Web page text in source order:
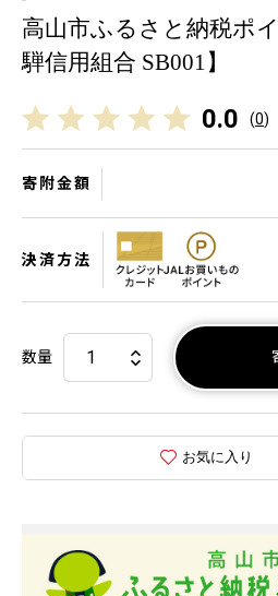
高山市ふるさと納税ポ
騨信用組合 SB001】
0.0 (0)
寄附金額
決済方法
数量
お気に入り